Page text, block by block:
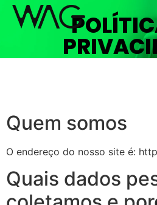
Quem somos
O endereço do nosso site é:
Quais dados